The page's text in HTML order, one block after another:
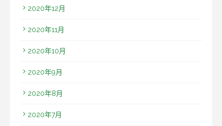
2020年12月
2020年11月
2020年10月
2020年9月
2020年8月
2020年7月